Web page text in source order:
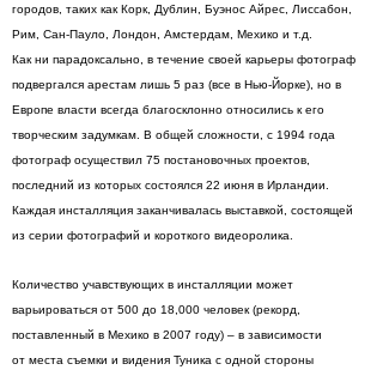
городов, таких как Корк, Дублин, Буэнос Айрес, Лиссабон,
Рим, Сан-Пауло, Лондон, Амстердам, Мехико и т.д.
Как ни парадоксально, в течение своей карьеры фотограф
подвергался арестам лишь 5 раз (все в Нью-Йорке), но в
Европе власти всегда благосклонно относились к его
творческим задумкам. В общей сложности, с 1994 года
фотограф осуществил 75 постановочных проектов,
последний из которых состоялся 22 июня в Ирландии.
Каждая инсталляция заканчивалась выставкой, состоящей
из серии фотографий и короткого видеоролика.
Количество учавствующих в инсталляции может
варьироваться от 500 до 18,000 человек (рекорд,
поставленный в Мехико в 2007 году) – в зависимости
от места съемки и видения Туника с одной стороны